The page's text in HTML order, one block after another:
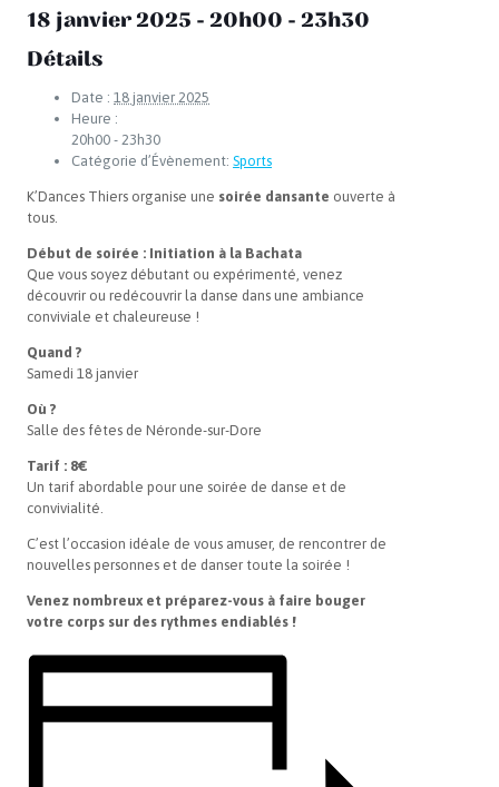
18 janvier 2025 - 20h00 - 23h30
Détails
Date : 18 janvier 2025
Heure :
20h00 - 23h30
Catégorie d’Évènement: Sports
K’Dances Thiers organise une soirée dansante ouverte à
tous.
Début de soirée : Initiation à la Bachata
Que vous soyez débutant ou expérimenté, venez
découvrir ou redécouvrir la danse dans une ambiance
conviviale et chaleureuse !
Quand ?
Samedi 18 janvier
Où ?
Salle des fêtes de Néronde-sur-Dore
Tarif : 8€
Un tarif abordable pour une soirée de danse et de
convivialité.
C’est l’occasion idéale de vous amuser, de rencontrer de
nouvelles personnes et de danser toute la soirée !
Venez nombreux et préparez-vous à faire bouger
votre corps sur des rythmes endiablés !